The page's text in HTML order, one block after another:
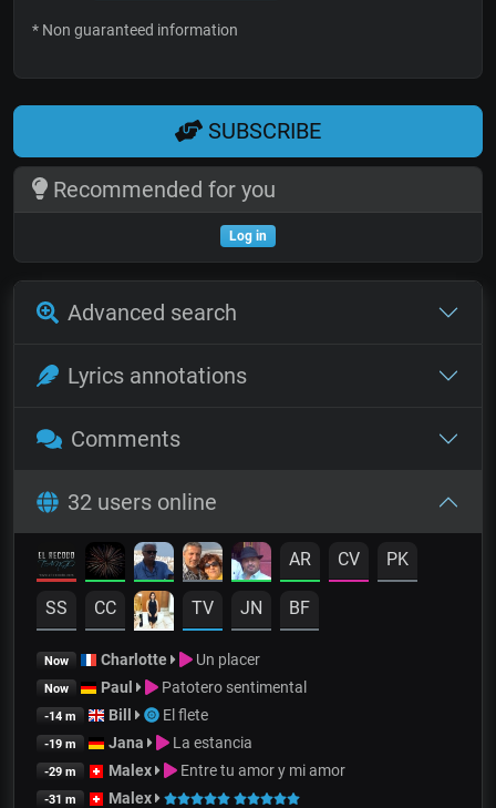
* Non guaranteed information
SUBSCRIBE
Recommended for you
Log in
Advanced search
Lyrics annotations
Comments
32 users online
AR CV PK
SS CC TV JN BF
Now Charlotte Un placer
Now Paul Patotero sentimental
-14 m Bill El flete
-19 m Jana La estancia
-29 m Malex Entre tu amor y mi amor
-31 m Malex